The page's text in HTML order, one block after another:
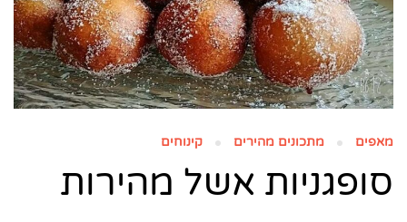
מאפים מתכונים מהירים קינוחים
סופגניות אשל מהירות